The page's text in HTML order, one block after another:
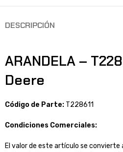
DESCRIPCIÓN
ARANDELA –
Deere
Código de Parte: T228611
Condiciones Comerciales:
El valor de este artículo se convierte